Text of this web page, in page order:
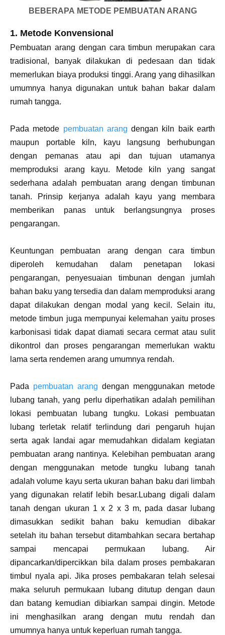
BEBERAPA METODE PEMBUATAN ARANG
1. Metode Konvensional
Pembuatan arang dengan cara timbun merupakan cara
tradisional, banyak dilakukan di pedesaan dan tidak
memerlukan biaya produksi tinggi. Arang yang dihasilkan
umumnya hanya digunakan untuk bahan bakar dalam
rumah tangga.
Pada metode pembuatan arang dengan kiln baik earth
maupun portable kiln, kayu langsung berhubungan
dengan pemanas atau api dan tujuan utamanya
memproduksi arang kayu. Metode kiln yang sangat
sederhana adalah pembuatan arang dengan timbunan
tanah. Prinsip kerjanya adalah kayu yang membara
memberikan panas untuk berlangsungnya proses
pengarangan.
Keuntungan pembuatan arang dengan cara timbun
diperoleh kemudahan dalam penetapan lokasi
pengarangan, penyesuaian timbunan dengan jumlah
bahan baku yang tersedia dan dalam memproduksi arang
dapat dilakukan dengan modal yang kecil. Selain itu,
metode timbun juga mempunyai kelemahan yaitu proses
karbonisasi tidak dapat diamati secara cermat atau sulit
dikontrol dan proses pengarangan memerlukan waktu
lama serta rendemen arang umumnya rendah.
Pada pembuatan arang dengan menggunakan metode
lubang tanah, yang perlu diperhatikan adalah pemilihan
lokasi pembuatan lubang tungku. Lokasi pembuatan
lubang terletak relatif terlindung dari pengaruh hujan
serta agak landai agar memudahkan didalam kegiatan
pembuatan arang nantinya. Kelebihan pembuatan arang
dengan menggunakan metode tungku lubang tanah
adalah volume kayu serta ukuran bahan baku dari limbah
yang digunakan relatif lebih besar.Lubang digali dalam
tanah dengan ukuran 1 x 2 x 3 m, pada dasar lubang
dimasukkan sedikit bahan baku kemudian dibakar
setelah itu bahan tersebut ditambahkan secara bertahap
sampai mencapai permukaan lubang. Air
dipancarkan/dipercikkan bila dalam proses pembakaran
timbul nyala api. Jika proses pembakaran telah selesai
maka seluruh permukaan lubang ditutup dengan daun
dan batang kemudian dibiarkan sampai dingin. Metode
ini menghasilkan arang dengan mutu rendah dan
umumnya hanya untuk keperluan rumah tangga.